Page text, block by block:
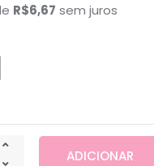
R$6,67 sem juros
ADICIONAR